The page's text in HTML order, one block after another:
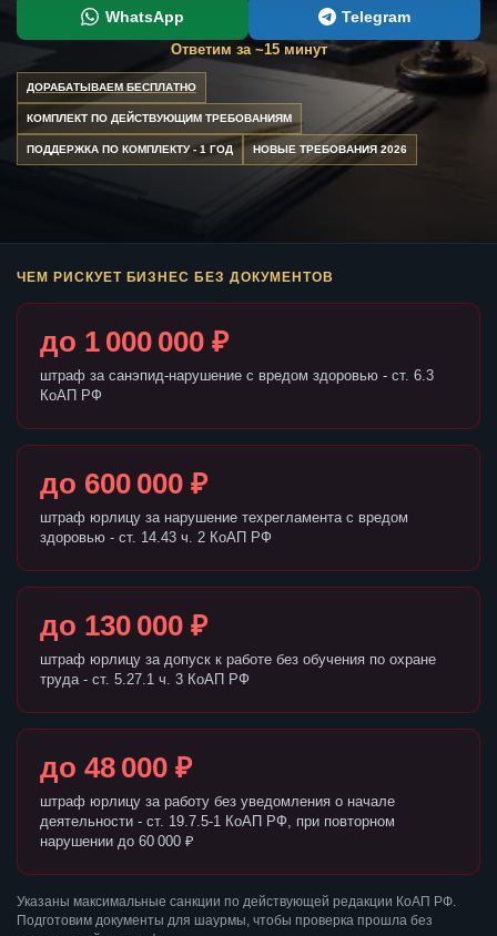
WhatsApp Telegram
Ответим за ~15 минут
ДОРАБАТЫВАЕМ БЕСПЛАТНО
КОМПЛЕКТ ПО ДЕЙСТВУЮЩИМ ТРЕБОВАНИЯМ
ПОДДЕРЖКА ПО КОМПЛЕКТУ - 1 ГОД НОВЫЕ ТРЕБОВАНИЯ 2026
ЧЕМ РИСКУЕТ БИЗНЕС БЕЗ ДОКУМЕНТОВ
до 1 000 000 ₽
штраф за санэпид-нарушение с вредом здоровью - ст. 6.3
КоАП РФ
до 600 000 ₽
штраф юрлицу за нарушение техрегламента с вредом
здоровью - ст. 14.43 ч. 2 КоАП РФ
до 130 000 ₽
штраф юрлицу за допуск к работе без обучения по охране
труда - ст. 5.27.1 ч. 3 КоАП РФ
до 48 000 ₽
штраф юрлицу за работу без уведомления о начале
деятельности - ст. 19.7.5-1 КоАП РФ, при повторном
нарушении до 60 000 ₽
Указаны максимальные санкции по действующей редакции КоАП РФ.
Подготовим документы для шаурмы, чтобы проверка прошла без